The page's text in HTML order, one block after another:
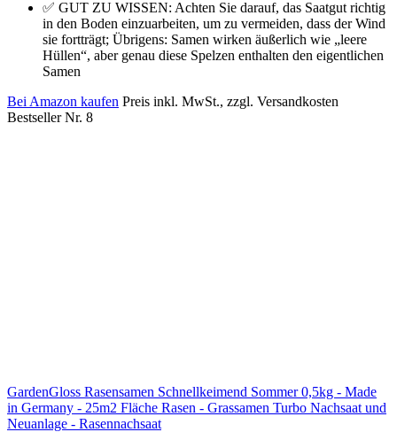
✅ GUT ZU WISSEN: Achten Sie darauf, das Saatgut richtig
in den Boden einzuarbeiten, um zu vermeiden, dass der Wind
sie fortträgt; Übrigens: Samen wirken äußerlich wie „leere
Hüllen“, aber genau diese Spelzen enthalten den eigentlichen
Samen
Bei Amazon kaufen Preis inkl. MwSt., zzgl. Versandkosten
Bestseller Nr. 8
GardenGloss Rasensamen Schnellkeimend Sommer 0,5kg - Made
in Germany - 25m2 Fläche Rasen - Grassamen Turbo Nachsaat und
Neuanlage - Rasennachsaat